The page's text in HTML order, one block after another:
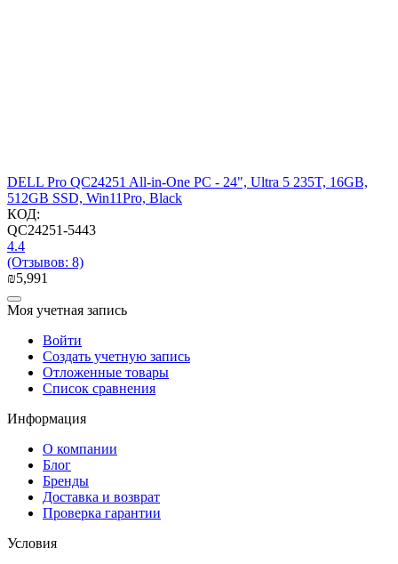
DELL Pro QC24251 All-in-One PC - 24", Ultra 5 235T, 16GB,
512GB SSD, Win11Pro, Black
КОД:
QC24251-5443
4.4
(Отзывов: 8)
₪5,991
Моя учетная запись
Войти
Создать учетную запись
Отложенные товары
Список сравнения
Информация
О компании
Блог
Бренды
Доставка и возврат
Проверка гарантии
Условия